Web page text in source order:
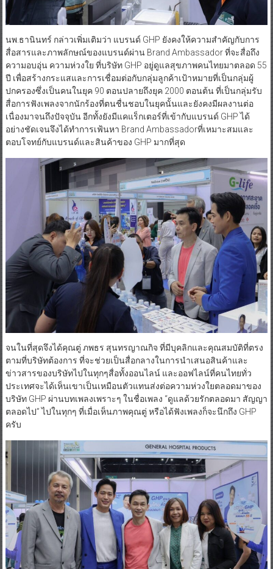
นพ.ธานินทร์ กล่าวเพิ่มเติมว่า แบรนด์ GHP ยังคงให้ความสำคัญกับการ
สื่อสารและภาพลักษณ์ของแบรนด์ผ่าน Brand Ambassador ที่จะสื่อถึง
ความอบอุ่น ความห่วงใย ที่บริษัท GHP อยู่ดูแลสุขภาพคนไทยมาตลอด 55
ปี เพื่อสร้างกระแสและการเชื่อมต่อกับกลุ่มลูกค้าเป้าหมายที่เป็นกลุ่มผู้
ปกครองซึ่งเป็นคนในยุค 90 ตอนปลายถึงยุค 2000 ตอนต้น ที่เป็นกลุ่มรับ
สื่อการฟังเพลงจากนักร้องที่ตนชื่นชอบในยุคนั้นและยังคงมีผลงานต่อ
เนื่องมาจนถึงปัจจุบัน อีกทั้งยังมีแคแร็กเตอร์ที่เข้ากับแบรนด์ GHP ได้
อย่างชัดเจนจึงได้ทำการเฟ้นหา Brand Ambassadorที่เหมาะสมและ
ตอบโจทย์กับแบรนด์และสินค้าของ GHP มากที่สุด
จนในที่สุดจึงได้คุณตู่ ภพธร สุนทรญาณกิจ ที่มีบุคลิกและคุณสมบัติที่ตรง
ตามที่บริษัทต้องการ ที่จะช่วยเป็นสื่อกลางในการนำเสนอสินค้าและ
ข่าวสารของบริษัทไปในทุกๆสื่อทั้งออนไลน์ และออฟไลน์ที่คนไทยทั่ว
ประเทศจะได้เห็นเขาเป็นเหมือนตัวแทนส่งต่อความห่วงใยตลอดมาของ
บริษัท GHP ผ่านบทเพลงเพราะๆ ในชื่อเพลง “ดูแลด้วยรักตลอดมา สัญญา
ตลอดไป” ไปในทุกๆ ที่เมื่อเห็นภาพคุณตู่ หรือได้ฟังเพลงก็จะนึกถึง GHP
ครับ